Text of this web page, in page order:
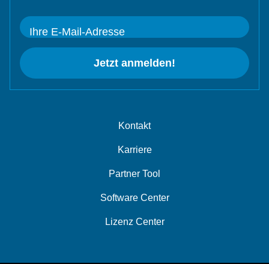
Kontakt
Karriere
Partner Tool
Software Center
Lizenz Center
Ihre E-Mail-Adresse
Jetzt anmelden!